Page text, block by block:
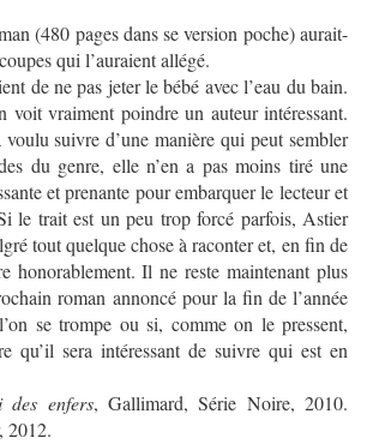
(480 pages dans se version poche) aurait-
qui l’auraient allégé.
de ne pas jeter le bébé avec l’eau du bain.
voit vraiment poindre un auteur intéressant.
suivre d’une manière qui peut sembler
du genre, elle n’en a pas moins tiré une
et prenante pour embarquer le lecteur et
le trait est un peu trop forcé parfois, Astier
tout quelque chose à raconter et, en fin de
honorablement. Il ne reste maintenant plus
roman annoncé pour la fin de l’année
se trompe ou si, comme on le pressent,
qu’il sera intéressant de suivre qui est en
des enfers, Gallimard, Série Noire, 2010.
2012.